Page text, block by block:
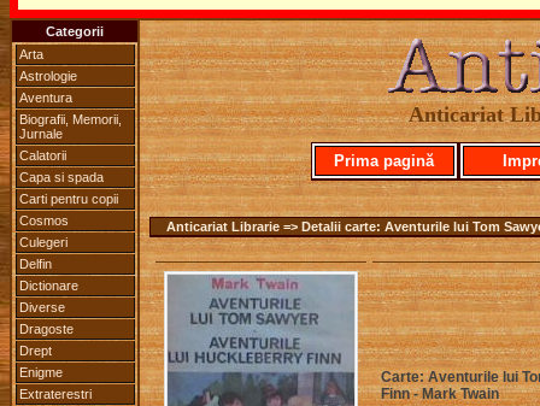
Categorii
Arta
Astrologie
Aventura
Biografii, Memorii,
Jurnale
Calatorii
Capa si spada
Carti pentru copii
Cosmos
Culegeri
Delfin
Dictionare
Diverse
Dragoste
Drept
Enigme
Extraterestri
Anticariat
Prima pagină
Anticariat Librarie => Detalii carte: Aventurile lui Tom
Carte: Aventurile lui
Finn - Mark Twain